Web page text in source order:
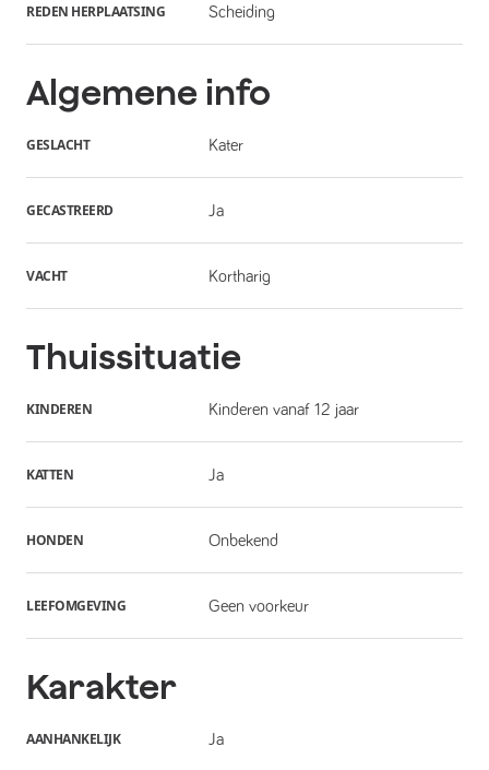
REDEN HERPLAATSING Scheiding
Algemene info
GESLACHT Kater
GECASTREERD Ja
VACHT Kortharig
Thuissituatie
KINDEREN Kinderen vanaf 12 jaar
KATTEN Ja
HONDEN Onbekend
LEEFOMGEVING Geen voorkeur
Karakter
AANHANKELIJK Ja